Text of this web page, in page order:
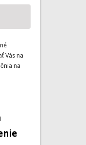
Vás na
na
2023 so seminárom -